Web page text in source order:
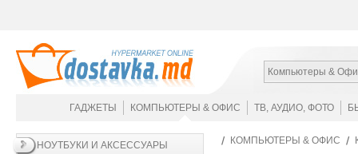
Компьютеры &
ГАДЖЕТЫ КОМПЬЮТЕРЫ & ОФИС ТВ, АУДИО, ФОТО
НОУТБУКИ И АКСЕССУАРЫ КОМПЬЮТЕРЫ & ОФИС